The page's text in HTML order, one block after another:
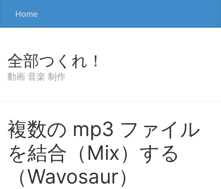
Home
全部つくれ！
動画 音楽 制作
複数の mp3 ファイル
を結合（Mix）する
（Wavosaur）